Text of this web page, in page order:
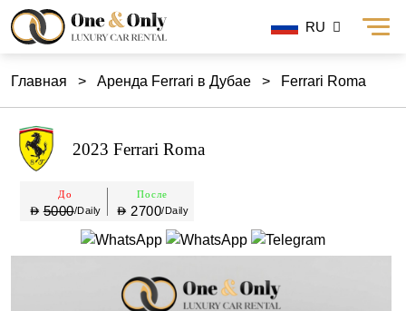
RU
Главная > Аренда Ferrari в Дубае > Ferrari Roma
2023 Ferrari Roma
До
5000/Daily
После
2700/Daily